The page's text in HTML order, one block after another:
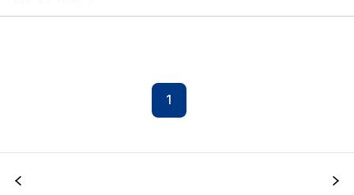
1
이전